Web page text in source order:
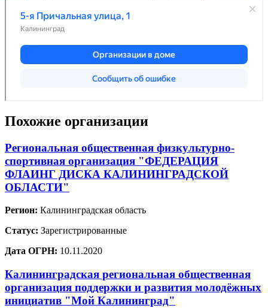
Похожие организации
Региональная общественная физкультурно-
спортивная организация "ФЕДЕРАЦИЯ
ФЛАИНГ ДИСКА КАЛИНИНГРАДСКОЙ
ОБЛАСТИ"
Регион: Калининградская область
Статус: Зарегистрированные
Дата ОГРН: 10.11.2020
Калининградская региональная общественная
организация поддержки и развития молодёжных
инициатив "Мой Калининград"